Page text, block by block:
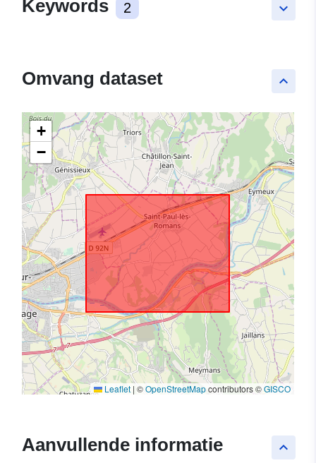
keyboard_arrow_down
Keywords 2
keyboard_arrow_up
Omvang dataset
+
−
Leaflet | ©OpenStreetMapcontributors ©GISCO
keyboard_arrow_up
Aanvullende informatie